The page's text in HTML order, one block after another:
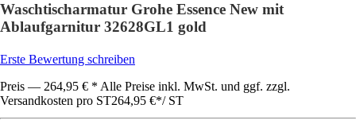
Waschtischarmatur Grohe Essence New mit
Ablaufgarnitur 32628GL1 gold
Erste Bewertung schreiben
Preis — 264,95 € * Alle Preise inkl. MwSt. und ggf. zzgl.
Versandkosten pro ST264,95 €*/ ST